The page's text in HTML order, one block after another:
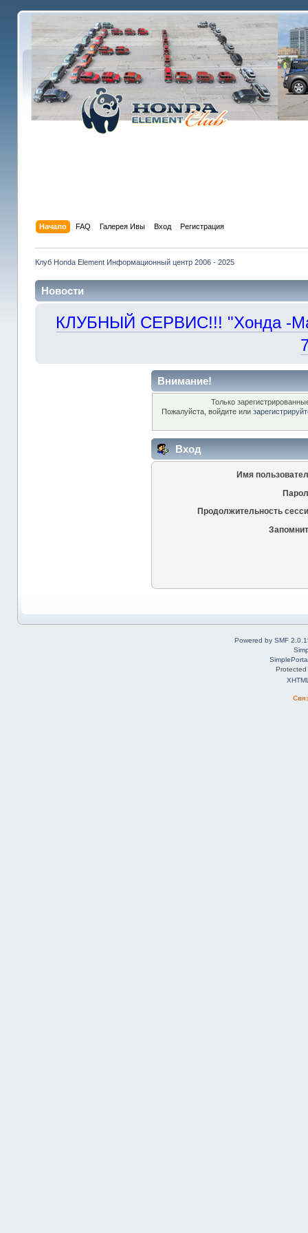
Начало FAQ Галерея Ивы Вход Регистрация
Клуб Honda Element Информационный центр 2006 - 2025
Новости
КЛУБНЫЙ СЕРВИС!!! "Хонда -
Внимание!
Только
Пожалуйста, войдите или
Вход
Имя
Продолжительность
Powered by SMF